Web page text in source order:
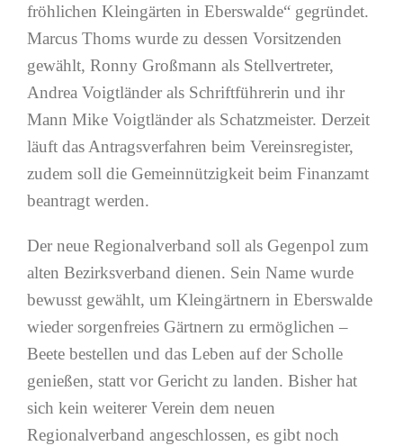
fröhlichen Kleingärten in Eberswalde“ gegründet.
Marcus Thoms wurde zu dessen Vorsitzenden
gewählt, Ronny Großmann als Stellvertreter,
Andrea Voigtländer als Schriftführerin und ihr
Mann Mike Voigtländer als Schatzmeister. Derzeit
läuft das Antragsverfahren beim Vereinsregister,
zudem soll die Gemeinnützigkeit beim Finanzamt
beantragt werden.
Der neue Regionalverband soll als Gegenpol zum
alten Bezirksverband dienen. Sein Name wurde
bewusst gewählt, um Kleingärtnern in Eberswalde
wieder sorgenfreies Gärtnern zu ermöglichen –
Beete bestellen und das Leben auf der Scholle
genießen, statt vor Gericht zu landen. Bisher hat
sich kein weiterer Verein dem neuen
Regionalverband angeschlossen, es gibt noch